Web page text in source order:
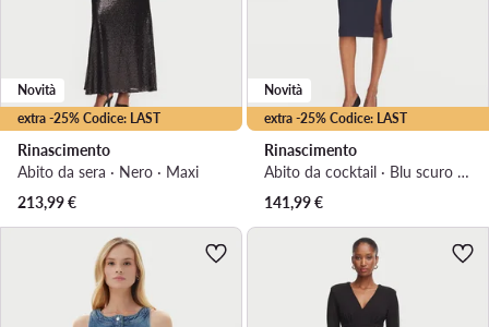
extra -25% Codice: LAST
Novità
Rinascimento
Abito da sera · Nero · Maxi
213,99€
extra -25% Codice: LAST
Novità
Rinascimento
Abito da cocktail · Blu scuro · Midi
141,99€